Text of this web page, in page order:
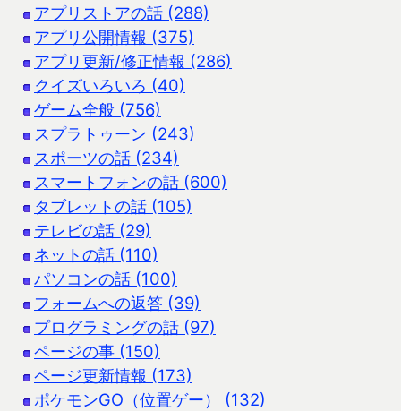
アプリストアの話 (288)
アプリ公開情報 (375)
アプリ更新/修正情報 (286)
クイズいろいろ (40)
ゲーム全般 (756)
スプラトゥーン (243)
スポーツの話 (234)
スマートフォンの話 (600)
タブレットの話 (105)
テレビの話 (29)
ネットの話 (110)
パソコンの話 (100)
フォームへの返答 (39)
プログラミングの話 (97)
ページの事 (150)
ページ更新情報 (173)
ポケモンGO（位置ゲー） (132)